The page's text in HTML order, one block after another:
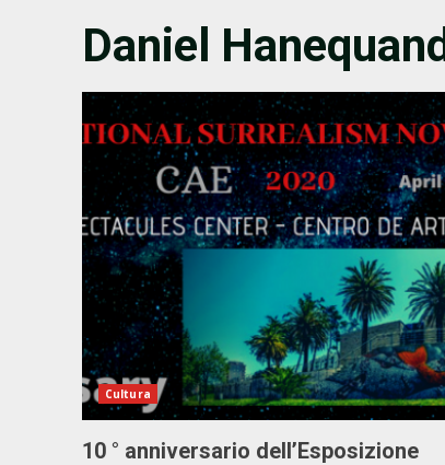
Daniel Hanequand
Cultura
10 ° anniversario dell’Esposizione